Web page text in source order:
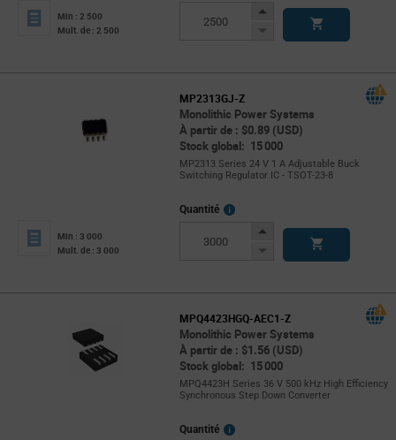
Min : 2 500
Mult. de : 2 500
Increase
Decrease
MP2313GJ-Z
Monolithic Power Systems
À partir de : $0.89 (USD)
Stock global: 15 000
MP2313 Series 24 V 1 A Adjustable Buck
Switching Regulator IC - TSOT-23-8
Min : 3 000
Mult. de : 3 000
Quantité
More
Increase
Decrease
MPQ4423HGQ-AEC1-Z
Monolithic Power Systems
À partir de : $1.56 (USD)
Stock global: 15 000
MPQ4423H Series 36 V 500 kHz High Efficiency
Synchronous Step Down Converter
Quantité
More